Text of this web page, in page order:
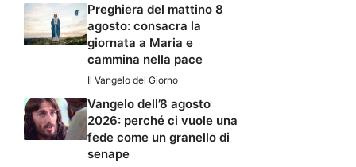
Preghiera del mattino 8
agosto: consacra la
giornata a Maria e
cammina nella pace
Il Vangelo del Giorno
Vangelo dell’8 agosto
2026: perché ci vuole una
fede come un granello di
senape